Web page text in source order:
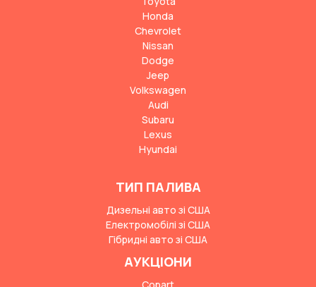
Honda
Chevrolet
Nissan
Dodge
Jeep
Volkswagen
Audi
Subaru
Lexus
Hyundai
ТИП ПАЛИВА
Дизельні авто зі США
Електромобілі зі США
Гібридні авто зі США
АУКЦІОНИ